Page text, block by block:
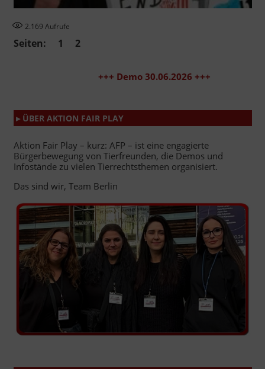
2.169 Aufrufe
Seiten: 1 2
+++ Demo 30.06.2026 +++
▸ ÜBER AKTION FAIR PLAY
Aktion Fair Play – kurz: AFP – ist eine engagierte
Bürgerbewegung von Tierfreunden, die Demos und
Infostände zu vielen Tierrechtsthemen organisiert.
Das sind wir, Team Berlin